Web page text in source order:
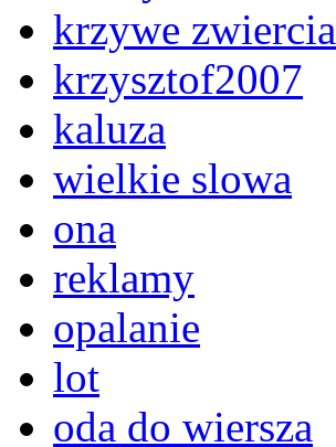
krzywe
krzysztof2007
kaluza
wielkie slowa
ona
reklamy
opalanie
lot
oda do wiersza